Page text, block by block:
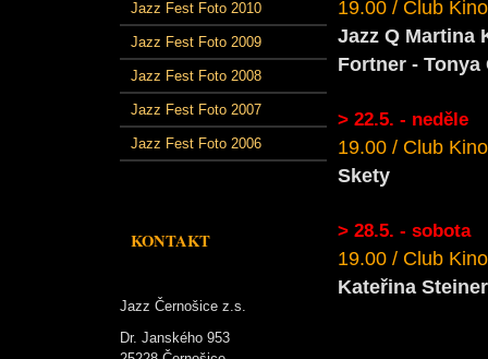
Jazz Fest Foto 2010
Jazz Fest Foto 2009
Jazz Fest Foto 2008
Jazz Fest Foto 2007
Jazz Fest Foto 2006
KONTAKT
Jazz Černošice z.s.
Dr. Janského 953
19.00 / Club
Jazz Q Martina
Fortner - Tonya
> 22.5. - neděle
19.00 / Club
Skety
> 28.5. - sobota
19.00 / Club
Kateřina